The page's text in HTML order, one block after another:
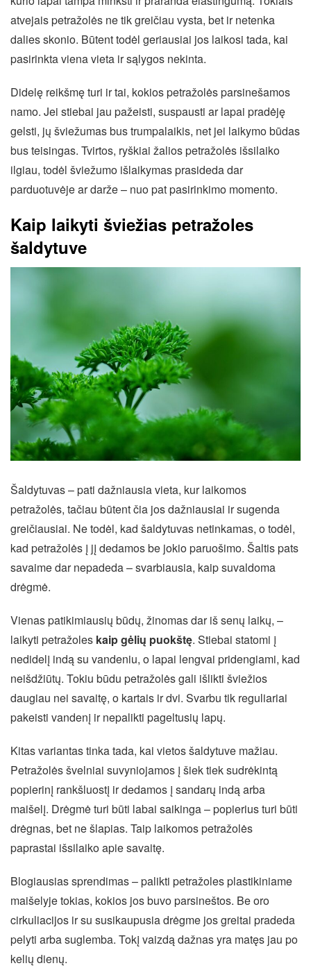
atvejais petražolės ne tik greičiau vysta, bet ir netenka
dalies skonio. Būtent todėl geriausiai jos laikosi tada, kai
pasirinkta viena vieta ir sąlygos nekinta.
Didelę reikšmę turi ir tai, kokios petražolės parsinešamos
namo. Jei stiebai jau pažeisti, suspausti ar lapai pradėję
gelsti, jų šviežumas bus trumpalaikis, net jei laikymo būdas
bus teisingas. Tvirtos, ryškiai žalios petražolės išsilaiko
ilgiau, todėl šviežumo išlaikymas prasideda dar
parduotuvėje ar darže – nuo pat pasirinkimo momento.
Kaip laikyti šviežias petražoles
šaldytuve
Šaldytuvas – pati dažniausia vieta, kur laikomos
petražolės, tačiau būtent čia jos dažniausiai ir sugenda
greičiausiai. Ne todėl, kad šaldytuvas netinkamas, o todėl,
kad petražolės į jį dedamos be jokio paruošimo. Šaltis pats
savaime dar nepadeda – svarbiausia, kaip suvaldoma
drėgmė.
Vienas patikimiausių būdų, žinomas dar iš senų laikų, –
laikyti petražoles kaip gėlių puokštę. Stiebai statomi į
nedidelį indą su vandeniu, o lapai lengvai pridengiami, kad
neišdžiūtų. Tokiu būdu petražolės gali išlikti šviežios
daugiau nei savaitę, o kartais ir dvi. Svarbu tik reguliariai
pakeisti vandenį ir nepalikti pageltusių lapų.
Kitas variantas tinka tada, kai vietos šaldytuve mažiau.
Petražolės švelniai suvyniojamos į šiek tiek sudrėkintą
popierinį rankšluostį ir dedamos į sandarų indą arba
maišelį. Drėgmė turi būti labai saikinga – popierius turi būti
drėgnas, bet ne šlapias. Taip laikomos petražolės
paprastai išsilaiko apie savaitę.
Blogiausias sprendimas – palikti petražoles plastikiniame
maišelyje tokias, kokios jos buvo parsineštos. Be oro
cirkuliacijos ir su susikaupusia drėgme jos greitai pradeda
pelyti arba suglemba. Tokį vaizdą dažnas yra matęs jau po
kelių dienų.